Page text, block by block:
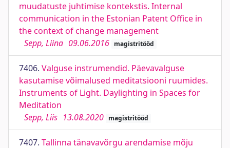
muudatuste juhtimise kontekstis. Internal
communication in the Estonian Patent Office in
the context of change management
Sepp, Liina 09.06.2016 magistritööd
7406. Valguse instrumendid. Päevavalguse
kasutamise võimalused meditatsiooni ruumides.
Instruments of Light. Daylighting in Spaces for
Meditation
Sepp, Liis 13.08.2020 magistritööd
7407. Tallinna tänavavõrgu arendamise mõju